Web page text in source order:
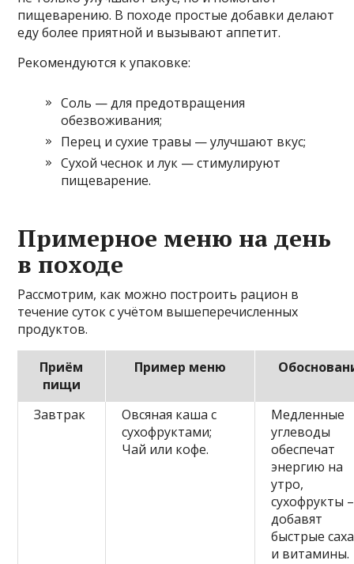
пищеварению. В походе простые добавки делают
еду более приятной и вызывают аппетит.
Рекомендуются к упаковке:
Соль — для предотвращения
обезвоживания;
Перец и сухие травы — улучшают вкус;
Сухой чеснок и лук — стимулируют
пищеварение.
Примерное меню на день
в походе
Рассмотрим, как можно построить рацион в
течение суток с учётом вышеперечисленных
продуктов.
Приём
пищи
Пример меню
Завтрак
Овсяная каша с
сухофруктами;
Чай или кофе.
Медленные
углеводы
обеспечат
энергию на
утро,
сухофрукты –
добавят
быстрые
и витамины.